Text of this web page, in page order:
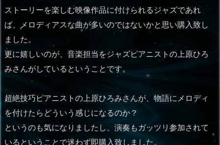
ストーリーを楽しむ映像作品に付けられるジャズであれ
ば、メロディアスな曲が多いのではないかと思い購入致し
ました。
更に嬉しいのが、音楽担当をジャズピアニストの上原ひろ
みさんがしているということです。
超絶技巧ピアニストの上原ひろみさんが、物語にメロディ
を付けたらどういう感じになるのか？
というのも気になりましたし、演奏もガッツリ参加されて
いるということで迷わず即購入致しました。